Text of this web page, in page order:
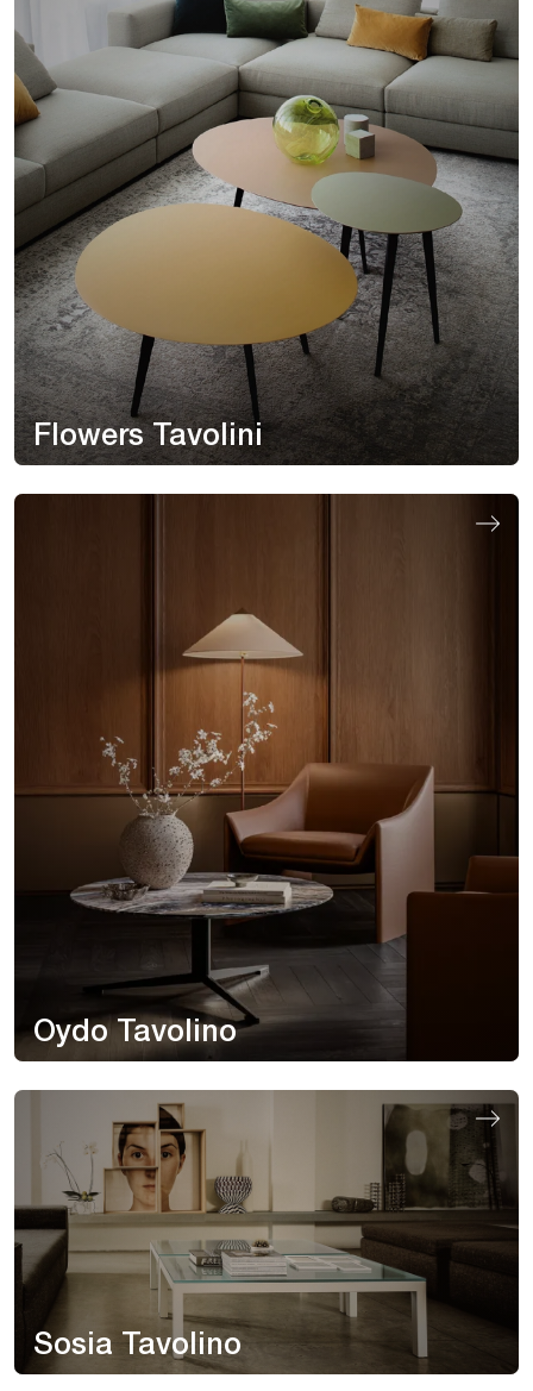
Flowers Tavolini
Oydo Tavolino
Sosia Tavolino